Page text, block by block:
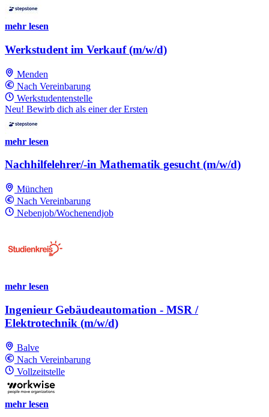
mehr lesen
Werkstudent im Verkauf (m/w/d)
Menden
Nach Vereinbarung
Werkstudentenstelle
Neu! Bewirb dich als einer der Ersten
mehr lesen
Nachhilfelehrer/-in Mathematik gesucht (m/w/d)
München
Nach Vereinbarung
Nebenjob/Wochenendjob
mehr lesen
Ingenieur Gebäudeautomation - MSR /
Elektrotechnik (m/w/d)
Balve
Nach Vereinbarung
Vollzeitstelle
mehr lesen